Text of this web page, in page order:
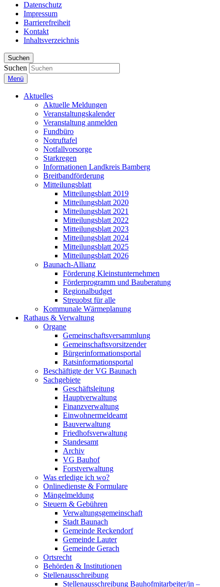
Datenschutz
Impressum
Barrierefreiheit
Kontakt
Inhaltsverzeichnis
Suchen
Suchen
Menü
Aktuelles
Aktuelle Meldungen
Veranstaltungskalender
Veranstaltung anmelden
Fundbüro
Notruftafel
Notfallvorsorge
Starkregen
Informationen Landkreis Bamberg
Breitbandförderung
Mitteilungsblatt
Mitteilungsblatt 2019
Mitteilungsblatt 2020
Mitteilungsblatt 2021
Mitteilungsblatt 2022
Mitteilungsblatt 2023
Mitteilungsblatt 2024
Mitteilungsblatt 2025
Mitteilungsblatt 2026
Baunach-Allianz
Förderung Kleinstunternehmen
Förderprogramm und Bauberatung
Regionalbudget
Streuobst für alle
Kommunale Wärmeplanung
Rathaus & Verwaltung
Organe
Gemeinschaftsversammlung
Gemeinschaftsvorsitzender
Bürgerinformationsportal
Ratsinformationsportal
Beschäftigte der VG Baunach
Sachgebiete
Geschäftsleitung
Hauptverwaltung
Finanzverwaltung
Einwohnermeldeamt
Bauverwaltung
Friedhofsverwaltung
Standesamt
Archiv
VG Bauhof
Forstverwaltung
Was erledige ich wo?
Onlinedienste & Formulare
Mängelmeldung
Steuern & Gebühren
Verwaltungsgemeinschaft
Stadt Baunach
Gemeinde Reckendorf
Gemeinde Lauter
Gemeinde Gerach
Ortsrecht
Behörden & Institutionen
Stellenausschreibung
Stellenausschreibung Bauhofmitarbeiter/in –